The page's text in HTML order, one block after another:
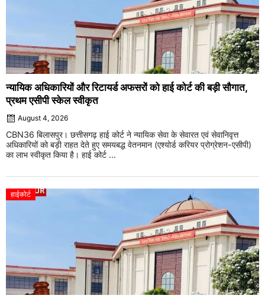
न्यायिक अधिकारियों और रिटायर्ड अफसरों को हाई कोर्ट की बड़ी सौगात,
प्रथम एसीपी स्केल स्वीकृत
August 4, 2026
CBN36 बिलासपुर। छत्तीसगढ़ हाई कोर्ट ने न्यायिक सेवा के सेवारत एवं सेवानिवृत्त
अधिकारियों को बड़ी राहत देते हुए समयबद्ध वेतनमान (एश्योर्ड करियर प्रोग्रेशन-एसीपी)
का लाभ स्वीकृत किया है। हाई कोर्ट ...
हाईकोर्ट